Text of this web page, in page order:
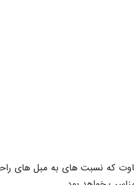
که نسبت های به مبل های